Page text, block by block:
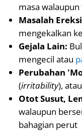
masa
Masalah
mengekalkan
Gejala Lain:
mengecil atau
Perubahan
(irritability),
Otot Susut,
walaupun
bahagian perut